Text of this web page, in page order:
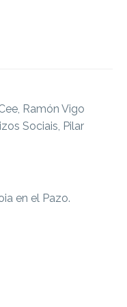
Ramón Vigo
Sociais, Pilar
en el Pazo.